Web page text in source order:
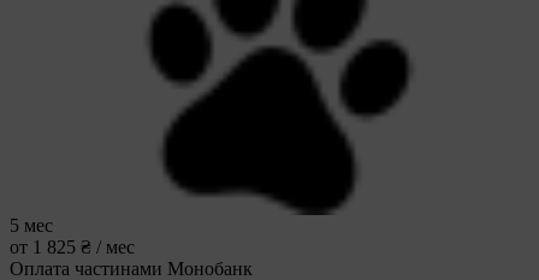
5 мес
от 1 825 ₴ / мес
Оплата частинами Монобанк